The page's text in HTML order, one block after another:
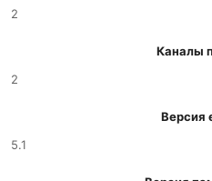
2
Каналы
2
Версия
5.1